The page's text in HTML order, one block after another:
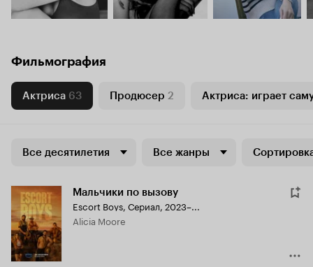
Фильмография
Актриса 63 Продюсер 2 Актриса: играет
Все десятилетия Все жанры
Мальчики по вызову
Escort Boys, Сериал, 2023–...
Alicia Moore